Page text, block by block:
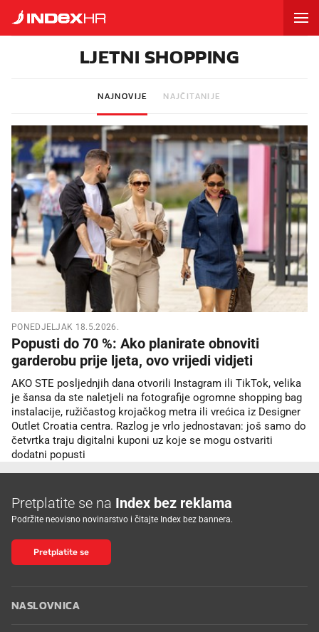
LJETNI SHOPPING
NAJNOVIJE NAJČITANIJE
PONEDJELJAK 18.5.2026.
Popusti do 70 %: Ako planirate obnoviti
garderobu prije ljeta, ovo vrijedi vidjeti
AKO STE posljednjih dana otvorili Instagram ili TikTok, velika
je šansa da ste naletjeli na fotografije ogromne shopping bag
instalacije, ružičastog krojačkog metra ili vrećica iz Designer
Outlet Croatia centra. Razlog je vrlo jednostavan: još samo do
četvrtka traju digitalni kuponi uz koje se mogu ostvariti
dodatni popusti
Pretplatite se na Index bez reklama
Podržite neovisno novinarstvo i čitajte Index bez bannera.
Pretplatite se
NASLOVNICA